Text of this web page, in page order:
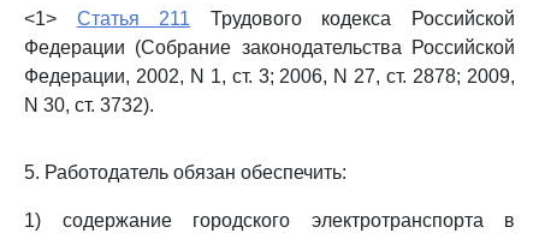
<1> Статья 211 Трудового кодекса Российской
Федерации (Собрание законодательства Российской
Федерации, 2002, N 1, ст. 3; 2006, N 27, ст. 2878; 2009,
N 30, ст. 3732).
5. Работодатель обязан обеспечить:
1) содержание городского электротранспорта в